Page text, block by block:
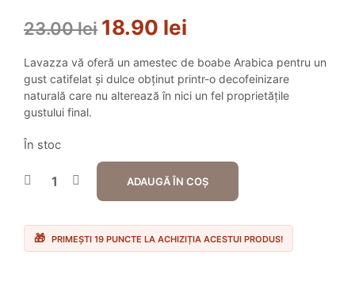
23.00lei Prețul
a
fost:
18.90 lei
este:
18.90 lei.
Lavazza vă oferă un amestec de boabe Arabica pentru un
gust catifelat și dulce obținut printr-o decofeinizare
naturală care nu alterează în nici un fel proprietățile
gustului final.
În stoc
ADAUGĂ ÎN COȘ
PRIMEȘTI 19 PUNCTE LA ACHIZIȚIA ACESTUI PRODUS!